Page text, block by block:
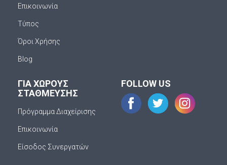
Επικοινωνία
Τύπος
Όροι Χρήσης
Blog
ΓΙΑ ΧΩΡΟΥΣ
ΣΤΑΘΜΕΥΣΗΣ
Πρόγραμμα Διαχείρισης
Επικοινωνία
Είσοδος Συνεργατών
FOLLOW US